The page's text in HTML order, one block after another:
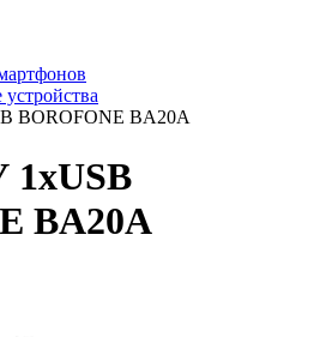
BOROFONE BA20A
1xUSB
BA20A